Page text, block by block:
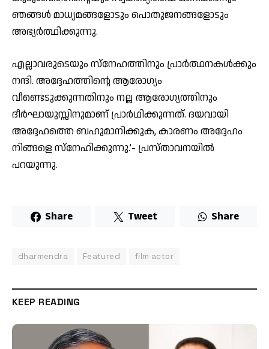
ഞങ്ങള്‍ മാധ്യമങ്ങളോടും പൊതുജനങ്ങളോടും
അഭ്യര്‍ത്ഥിക്കുന്നു.
എല്ലാവരുടെയും സ്‌നേഹത്തിനും പ്രാര്‍ത്ഥനകള്‍ക്കും
നന്ദി. അദ്ദേഹത്തിന്റെ ആരോഗ്യം
വീണ്ടെടുക്കുന്നതിനും നല്ല ആരോഗ്യത്തിനും
ദീര്‍ഘായുസ്സിനുമാണ് പ്രാര്‍ഥിക്കുന്നത്. ദയവായി
അദ്ദേഹത്തെ ബഹുമാനിക്കുക, കാരണം അദ്ദേഹം
നിങ്ങളെ സ്‌നേഹിക്കുന്നു.’- പ്രസ്താവനയില്‍
പറയുന്നു.
Share Tweet Share
dharmendra Featured film actor
KEEP READING